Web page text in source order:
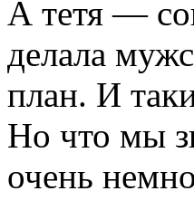
А тетя —
делала
план. И
Но что мы
очень